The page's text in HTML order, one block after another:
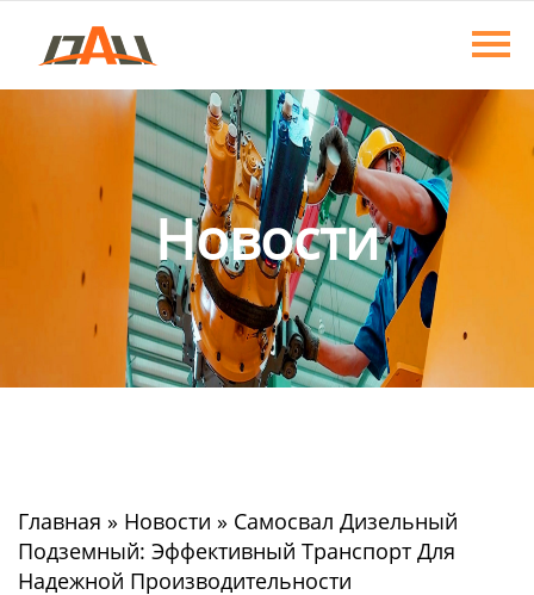
Главная
Продукция
Контакты Новости
Главная » Новости » Самосвал Дизельный
Подземный: Эффективный Транспорт Для
Надежной Производительности